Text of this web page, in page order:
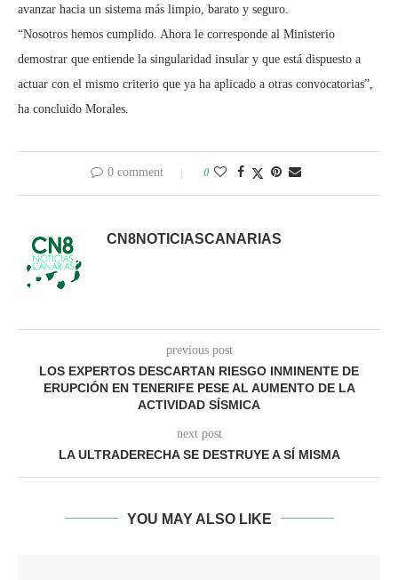
avanzar hacia un sistema más limpio, barato y seguro.
“Nosotros hemos cumplido. Ahora le corresponde al Ministerio
demostrar que entiende la singularidad insular y que está dispuesto a
actuar con el mismo criterio que ya ha aplicado a otras convocatorias”,
ha concluido Morales.
0 comment 0
CN8NOTICIASCANARIAS
previous post
LOS EXPERTOS DESCARTAN RIESGO INMINENTE DE
ERUPCIÓN EN TENERIFE PESE AL AUMENTO DE LA
ACTIVIDAD SÍSMICA
next post
LA ULTRADERECHA SE DESTRUYE A SÍ MISMA
YOU MAY ALSO LIKE